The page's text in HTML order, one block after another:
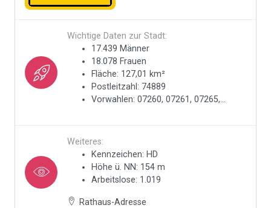
Wichtige Daten zur Stadt:
17.439 Männer
18.078 Frauen
Fläche: 127,01 km²
Postleitzahl: 74889
Vorwahlen: 07260, 07261, 07265,...
Weiteres:
Kennzeichen: HD
Höhe ü. NN: 154 m
Arbeitslose: 1.019
Rathaus-Adresse